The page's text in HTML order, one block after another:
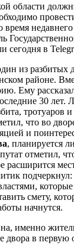
области
время
сегодня в
из разбитых
районе.
Ему
30
тротуаров
что во
и
, планируется
отметил,
расширится
смету,
начнутся.
именно
двора в первую